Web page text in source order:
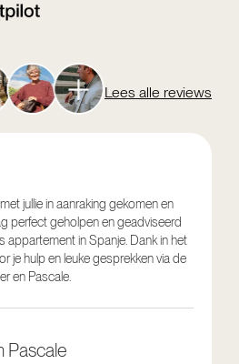
Lees alle reviews
jullie in aanraking gekomen en
perfect geholpen en geadviseerd
appartement in Spanje. Dank in het
je hulp en leuke gesprekken via de
en Pascale.
Pascale